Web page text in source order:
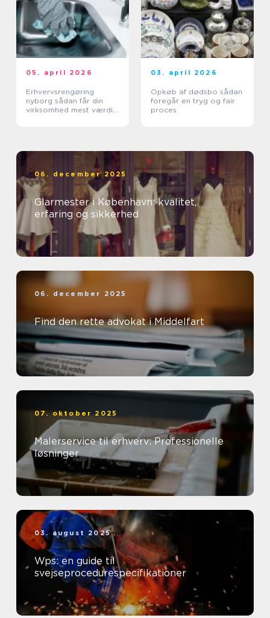
05. april 2026
Erhvervsrengøring
nyborg sådan får din
virksomhed mest værdi
03. april 2026
Opkøb af dødsbo sådan
foregår en tryg og fair
proces
06. december 2025
Glarmester i København: kvalitet,
erfaring og sikkerhed
06. december 2025
Find den rette advokat i Middelfart
07. oktober 2025
Malerservice til erhverv: Professionelle
løsninger
03. august 2025
Wps: en guide til
svejseprocedurespecifikationer